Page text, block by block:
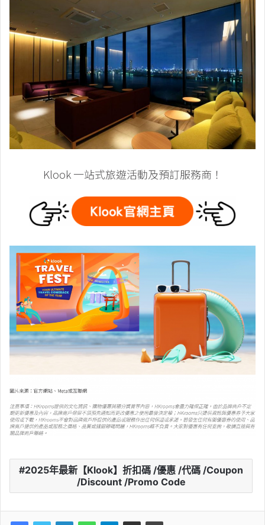
Klook 一站式旅遊活動及預訂服務商！
2025年最新【Klook】折扣碼 /優惠 /代碼 /Coupon
/Discount /Promo Code